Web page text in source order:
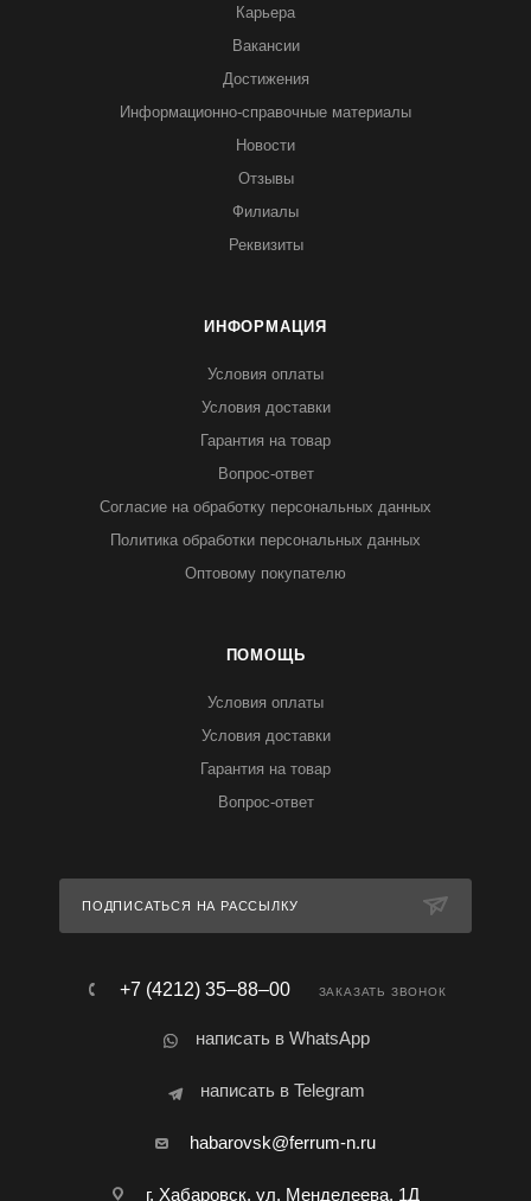
Карьера
Вакансии
Достижения
Информационно-справочные материалы
Новости
Отзывы
Филиалы
Реквизиты
ИНФОРМАЦИЯ
Условия оплаты
Условия доставки
Гарантия на товар
Вопрос-ответ
Согласие на обработку персональных данных
Политика обработки персональных данных
Оптовому покупателю
ПОМОЩЬ
Условия оплаты
Условия доставки
Гарантия на товар
Вопрос-ответ
ПОДПИСАТЬСЯ НА РАССЫЛКУ
+7 (4212) 35‒88‒00 ЗАКАЗАТЬ ЗВОНОК
написать в WhatsApp
написать в Telegram
habarovsk@ferrum-n.ru
г. Хабаровск, ул. Менделеева, 1Д